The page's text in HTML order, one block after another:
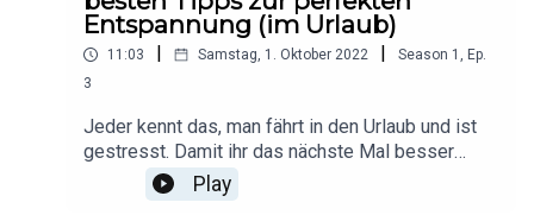
Entspannung (im Urlaub)
11:03 Samstag, 1. Oktober 2022 Season 1 , Ep.
3
Jeder kennt das, man fährt in den Urlaub und ist
gestresst. Damit ihr das nächste Mal besser
entspannen könnt, geben wir euch ein paar
praktische Tipps für euren Reiseko(p)ffer.
Play